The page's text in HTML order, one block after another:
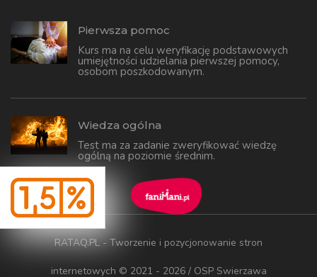
Pierwsza pomoc
Kurs ma na celu weryfikację podstawowych
umiejętności udzielania pierwszej pomocy,
osobom poszkodowanym.
Wiedza ogólna
Test ma za zadanie zweryfikować wiedzę
ogólną na poziomie średnim.
RATAQ.PL - Tworzenie i pozycjonowanie stron
internetowych © 2021 - 2026 / OSP Swierzawa